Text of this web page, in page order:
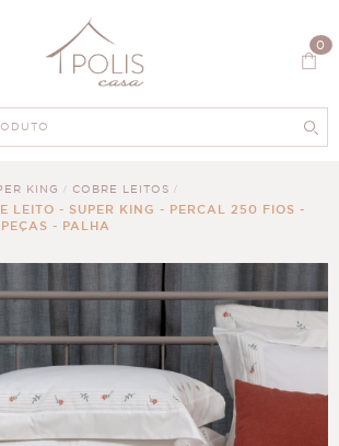
0
KING COBRE LEITOS
LEITO - SUPER KING - PERCAL 250 FIOS -
- PALHA